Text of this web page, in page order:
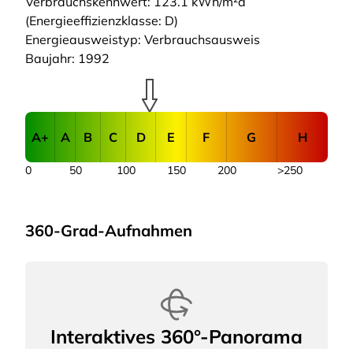
(Energieeffizienzklasse: D)
Energieausweistyp: Verbrauchsausweis
Baujahr: 1992
A+ A B C D E F G H
50 100 150 200
0 >250
360-Grad-Aufnahmen
Interaktives 360°-Panorama